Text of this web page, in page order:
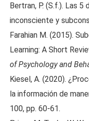
Bertran, P. (S.f.). Las
inconsciente y
Farahian M. (2015).
Learning: A Short
of Psychology and
Kiesel, A. (2020).
la información de
100, pp. 60-61.